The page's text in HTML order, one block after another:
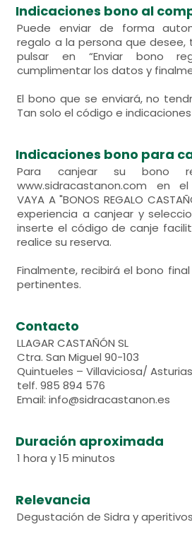
Indicaciones bono al
Puede enviar de forma
regalo a la persona que
pulsar en “Enviar bono
cumplimentar los datos y
El bono que se enviará, no
Tan solo el código e
Indicaciones bono para
Para canjear su bono
www.sidracastanon.com en el
VAYA A "BONOS REGALO
experiencia a canjear y
inserte el código de canje
realice su reserva.
Finalmente, recibirá el bono
pertinentes.
Contacto
LLAGAR CASTAÑÓN SL
Ctra. San Miguel 90-103
Quintueles – Villaviciosa/ Asturias
telf. 985 894 576
Email: info@sidracastanon.es
Duración aproximada
1 hora y 15 minutos
Relevancia
Degustación de Sidra y